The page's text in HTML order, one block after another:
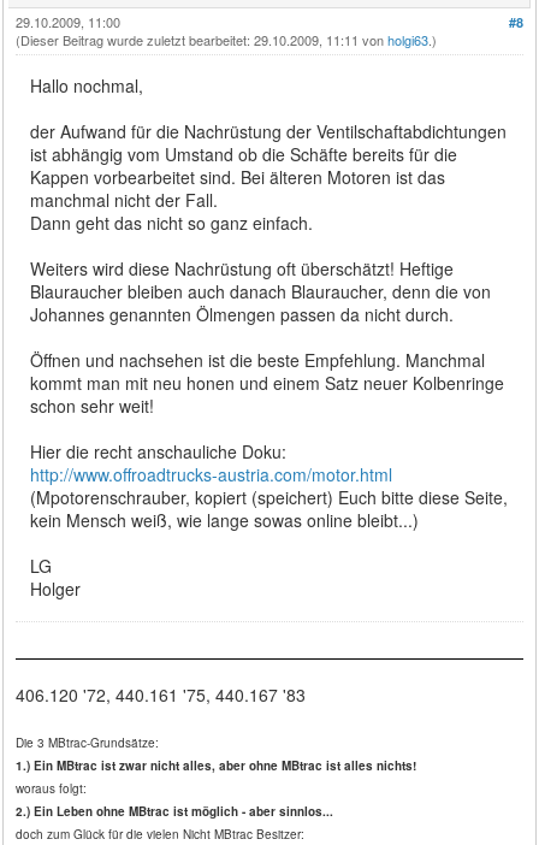
#8
29.10.2009, 11:00
(Dieser Beitrag wurde zuletzt bearbeitet: 29.10.2009, 11:11 vonholgi63.)
Hallo nochmal,
der Aufwand für die Nachrüstung der Ventilschaftabdichtungen
ist abhängig vom Umstand ob die Schäfte bereits für die
Kappen vorbearbeitet sind. Bei älteren Motoren ist das
manchmal nicht der Fall.
Dann geht das nicht so ganz einfach.
Weiters wird diese Nachrüstung oft überschätzt! Heftige
Blauraucher bleiben auch danach Blauraucher, denn die von
Johannes genannten Ölmengen passen da nicht durch.
Öffnen und nachsehen ist die beste Empfehlung. Manchmal
kommt man mit neu honen und einem Satz neuer Kolbenringe
schon sehr weit!
Hier die recht anschauliche Doku:
http://www.offroadtrucks-austria.com/motor.html
(Mpotorenschrauber, kopiert (speichert) Euch bitte diese Seite,
kein Mensch weiß, wie lange sowas online bleibt...)
LG
Holger
406.120 '72, 440.161 '75, 440.167 '83
Die 3 MBtrac-Grundsätze:
1.) Ein MBtrac ist zwar nicht alles, aber ohne MBtrac ist alles nichts!
woraus folgt:
2.) Ein Leben ohne MBtrac ist möglich - aber sinnlos...
doch zum Glück für die vielen Nicht MBtrac Besitzer: